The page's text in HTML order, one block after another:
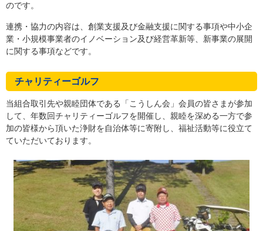
のです。
連携・協力の内容は、創業支援及び金融支援に関する事項や中小企
業・小規模事業者のイノベーション及び経営革新等、新事業の展開
に関する事項などです。
チャリティーゴルフ
当組合取引先や親睦団体である「こうしん会」会員の皆さまが参加
して、年数回チャリティーゴルフを開催し、親睦を深める一方で参
加の皆様から頂いた浄財を自治体等に寄附し、福祉活動等に役立て
ていただいております。